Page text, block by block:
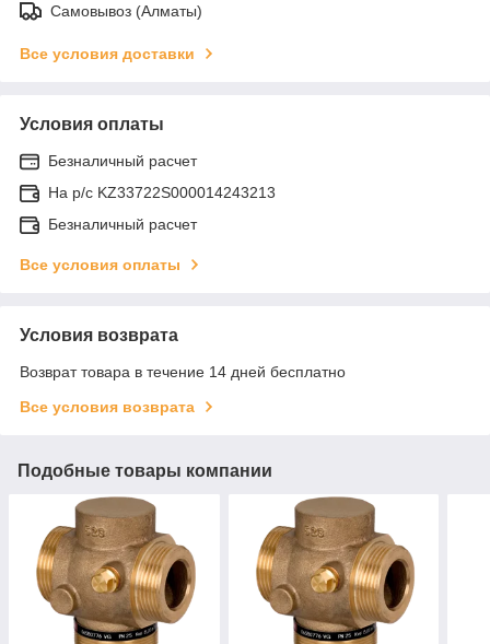
Самовывоз (Алматы)
Все условия доставки
Условия оплаты
Безналичный расчет
На р/c KZ33722S000014243213
Безналичный расчет
Все условия оплаты
Условия возврата
Возврат товара в течение 14 дней бесплатно
Все условия возврата
Подобные товары компании